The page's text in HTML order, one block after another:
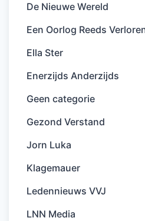
De Nieuwe Wereld
Een Oorlog Reeds
Ella Ster
Enerzijds Anderzijds
Geen categorie
Gezond Verstand
Jorn Luka
Klagemauer
Ledennieuws VVJ
LNN Media